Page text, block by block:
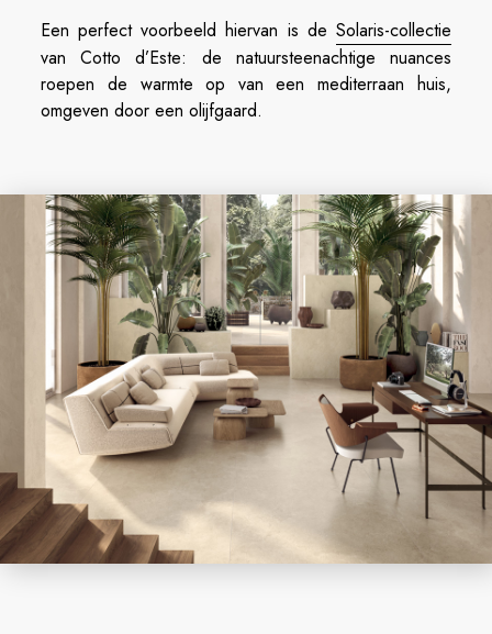
Een perfect voorbeeld hiervan is de Solaris-collectie
van Cotto d’Este: de natuursteenachtige nuances
roepen de warmte op van een mediterraan huis,
omgeven door een olijfgaard.